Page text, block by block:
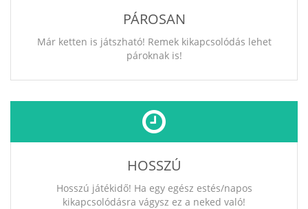
PÁROSAN
Már ketten is játszható! Remek kikapcsolódás lehet
pároknak is!
HOSSZÚ
Hosszú játékidő! Ha egy egész estés/napos
kikapcsolódásra vágysz ez a neked való!